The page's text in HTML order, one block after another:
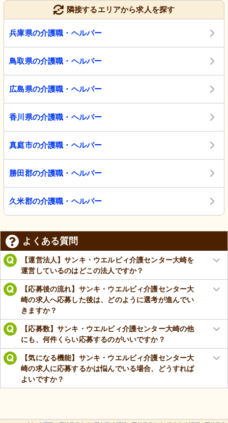
隣接するエリアから求人を探す
兵庫県の介護職・ヘルパー
鳥取県の介護職・ヘルパー
広島県の介護職・ヘルパー
香川県の介護職・ヘルパー
真庭市の介護職・ヘルパー
勝田郡の介護職・ヘルパー
久米郡の介護職・ヘルパー
よくある質問
【運営法人】サンキ・ウエルビィ介護センター大崎を
運営しているのはどこの法人ですか？
【応募後の流れ】サンキ・ウエルビィ介護センター大
崎の求人へ応募した後は、どのように選考が進んでい
きますか？
【応募数】サンキ・ウエルビィ介護センター大崎の他
にも、何件くらい応募するのがいいですか？
【気になる機能】サンキ・ウエルビィ介護センター大
崎の求人に応募するかは悩んでいる場合、どうすれば
よいですか？